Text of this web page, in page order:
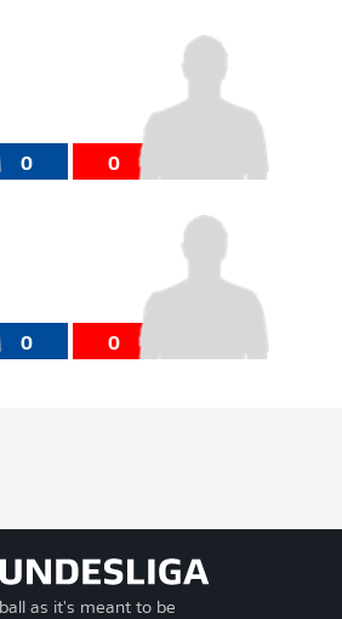
0 0
0 0
as it's meant to be